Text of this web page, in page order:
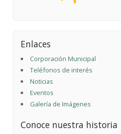
Enlaces
Corporación Municipal
Teléfonos de interés
Noticias
Eventos
Galería de Imágenes
Conoce nuestra historia